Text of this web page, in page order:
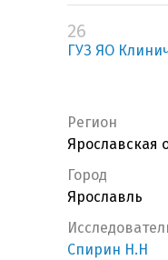
26
ГУЗ ЯО
Регион
Ярославская
Город
Ярославль
Спирин Н.Н